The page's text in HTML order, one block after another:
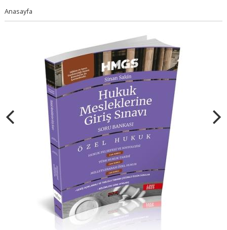
Anasayfa